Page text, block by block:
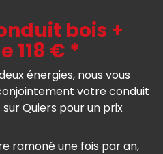
bois +
118 € *
énergies, nous vous
votre conduit
Quiers pour un prix
ramoné une fois par an,